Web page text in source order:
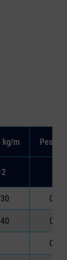
kg/m Peso
0.35
0.46
0.58